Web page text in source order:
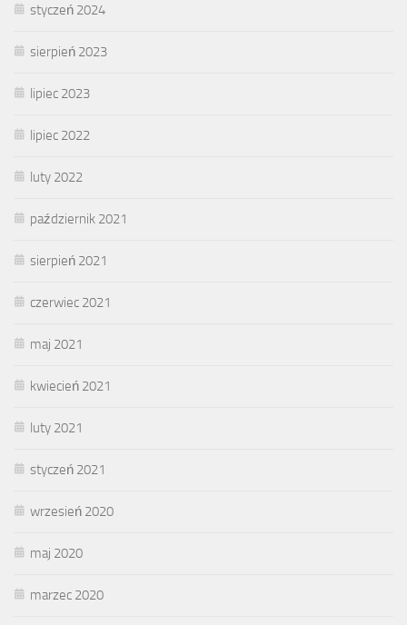
styczeń 2024
sierpień 2023
lipiec 2023
lipiec 2022
luty 2022
październik 2021
sierpień 2021
czerwiec 2021
maj 2021
kwiecień 2021
luty 2021
styczeń 2021
wrzesień 2020
maj 2020
marzec 2020